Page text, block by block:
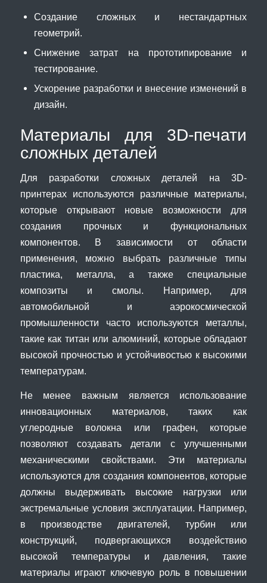
Создание сложных и нестандартных
геометрий.
Снижение затрат на прототипирование и
тестирование.
Ускорение разработки и внесение изменений в
дизайн.
Материалы для 3D-печати
сложных деталей
Для разработки сложных деталей на 3D-
принтерах используются различные материалы,
которые открывают новые возможности для
создания прочных и функциональных
компонентов. В зависимости от области
применения, можно выбрать различные типы
пластика, металла, а также специальные
композиты и смолы. Например, для
автомобильной и аэрокосмической
промышленности часто используются металлы,
такие как титан или алюминий, которые обладают
высокой прочностью и устойчивостью к высокими
температурам.
Не менее важным является использование
инновационных материалов, таких как
углеродные волокна или графен, которые
позволяют создавать детали с улучшенными
механическими свойствами. Эти материалы
используются для создания компонентов, которые
должны выдерживать высокие нагрузки или
экстремальные условия эксплуатации. Например,
в производстве двигателей, турбин или
конструкций, подвергающихся воздействию
высокой температуры и давления, такие
материалы играют ключевую роль в повышении